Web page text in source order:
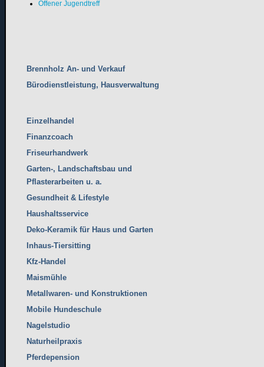
Offener Jugendtreff
Brennholz An- und Verkauf
Bürodienstleistung, Hausverwaltung
Einzelhandel
Finanzcoach
Friseurhandwerk
Garten-, Landschaftsbau und
Pflasterarbeiten u. a.
Gesundheit & Lifestyle
Haushaltsservice
Deko-Keramik für Haus und Garten
Inhaus-Tiersitting
Kfz-Handel
Maismühle
Metallwaren- und Konstruktionen
Mobile Hundeschule
Nagelstudio
Naturheilpraxis
Pferdepension